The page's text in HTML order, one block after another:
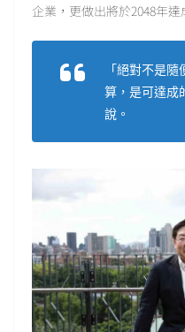
企業，更做出將於2048年
「絕對不是
算，是可達成
說。